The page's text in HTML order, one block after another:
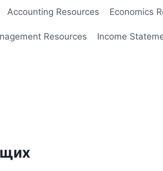
Accounting Resources Economics
Resources Income